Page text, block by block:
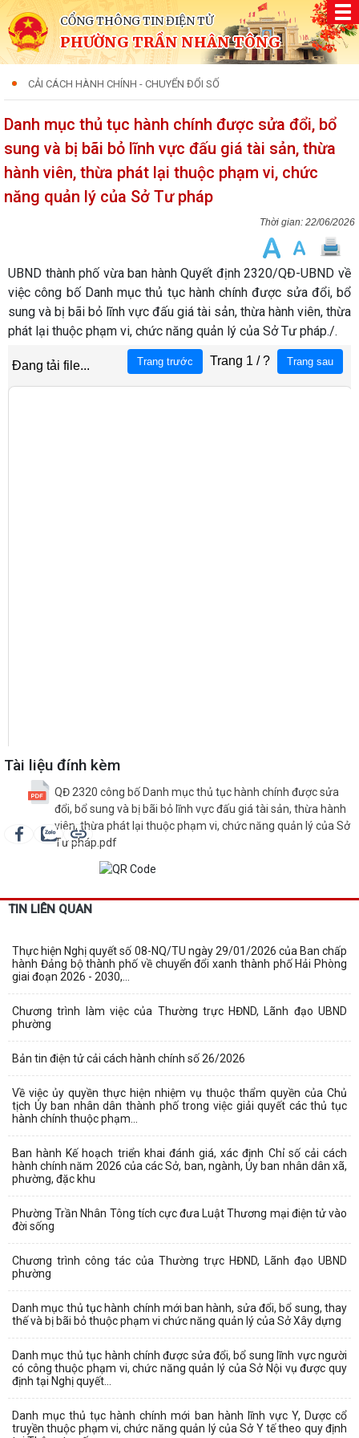
CỔNG THÔNG TIN ĐIỆN TỬ
PHƯỜNG TRẦN NHÂN TÔNG
CẢI CÁCH HÀNH CHÍNH - CHUYỂN ĐỔI SỐ
Danh mục thủ tục hành chính được sửa đổi, bổ
sung và bị bãi bỏ lĩnh vực đấu giá tài sản, thừa
hành viên, thừa phát lại thuộc phạm vi, chức
năng quản lý của Sở Tư pháp
22/06/2026
UBND thành phố vừa ban hành Quyết định 2320/QĐ-UBND về
việc công bố Danh mục thủ tục hành chính được sửa đổi, bổ
sung và bị bãi bỏ lĩnh vực đấu giá tài sản, thừa hành viên, thừa
phát lại thuộc phạm vi, chức năng quản lý của Sở Tư pháp./.
Tài liệu đính kèm
QĐ 2320 công bố Danh mục thủ tục hành chính được sửa
đổi, bổ sung và bị bãi bỏ lĩnh vực đấu giá tài sản, thừa hành
viên, thừa phát lại thuộc phạm vi, chức năng quản lý của Sở
Tư pháp.pdf
TIN LIÊN QUAN
Thực hiện Nghị quyết số 08-NQ/TU ngày 29/01/2026 của Ban chấp
hành Đảng bộ thành phố về chuyển đổi xanh thành phố Hải Phòng
giai đoạn 2026 - 2030,...
Chương trình làm việc của Thường trực HĐND, Lãnh đạo UBND
phường
Bản tin điện tử cải cách hành chính số 26/2026
Về việc ủy quyền thực hiện nhiệm vụ thuộc thẩm quyền của Chủ
tịch Ủy ban nhân dân thành phố trong việc giải quyết các thủ tục
hành chính thuộc phạm...
Ban hành Kế hoạch triển khai đánh giá, xác định Chỉ số cải cách
hành chính năm 2026 của các Sở, ban, ngành, Ủy ban nhân dân xã,
phường, đặc khu
Phường Trần Nhân Tông tích cực đưa Luật Thương mại điện tử vào
đời sống
Chương trình công tác của Thường trực HĐND, Lãnh đạo UBND
phường
Danh mục thủ tục hành chính mới ban hành, sửa đổi, bổ sung, thay
thế và bị bãi bỏ thuộc phạm vi chức năng quản lý của Sở Xây dựng
Danh mục thủ tục hành chính được sửa đổi, bổ sung lĩnh vực người
có công thuộc phạm vi, chức năng quản lý của Sở Nội vụ được quy
định tại Nghị quyết...
Danh mục thủ tục hành chính mới ban hành lĩnh vực Y, Dược cổ
truyền thuộc phạm vi, chức năng quản lý của Sở Y tế theo quy định